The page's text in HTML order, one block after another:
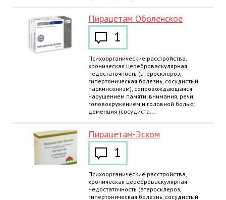
Пирацетам Оболенское
1
Психоорганические расстройства,
хроническая цереброваскулярная
недостаточность (атеросклероз,
гипертоническая болезнь, сосудистый
паркинсонизм), сопровождающаяся
нарушением памяти, внимания, речи,
головокружением и головной болью;
деменция (сосудиста...
Пирацетам-Эском
1
Психоорганические расстройства,
хроническая цереброваскулярная
недостаточность (атеросклероз,
гипертоническая болезнь, сосудистый